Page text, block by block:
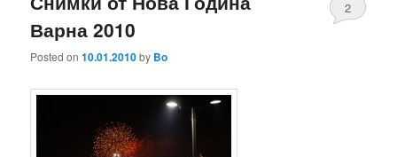
Варна 2010
Posted on10.01.2010by Bo
2